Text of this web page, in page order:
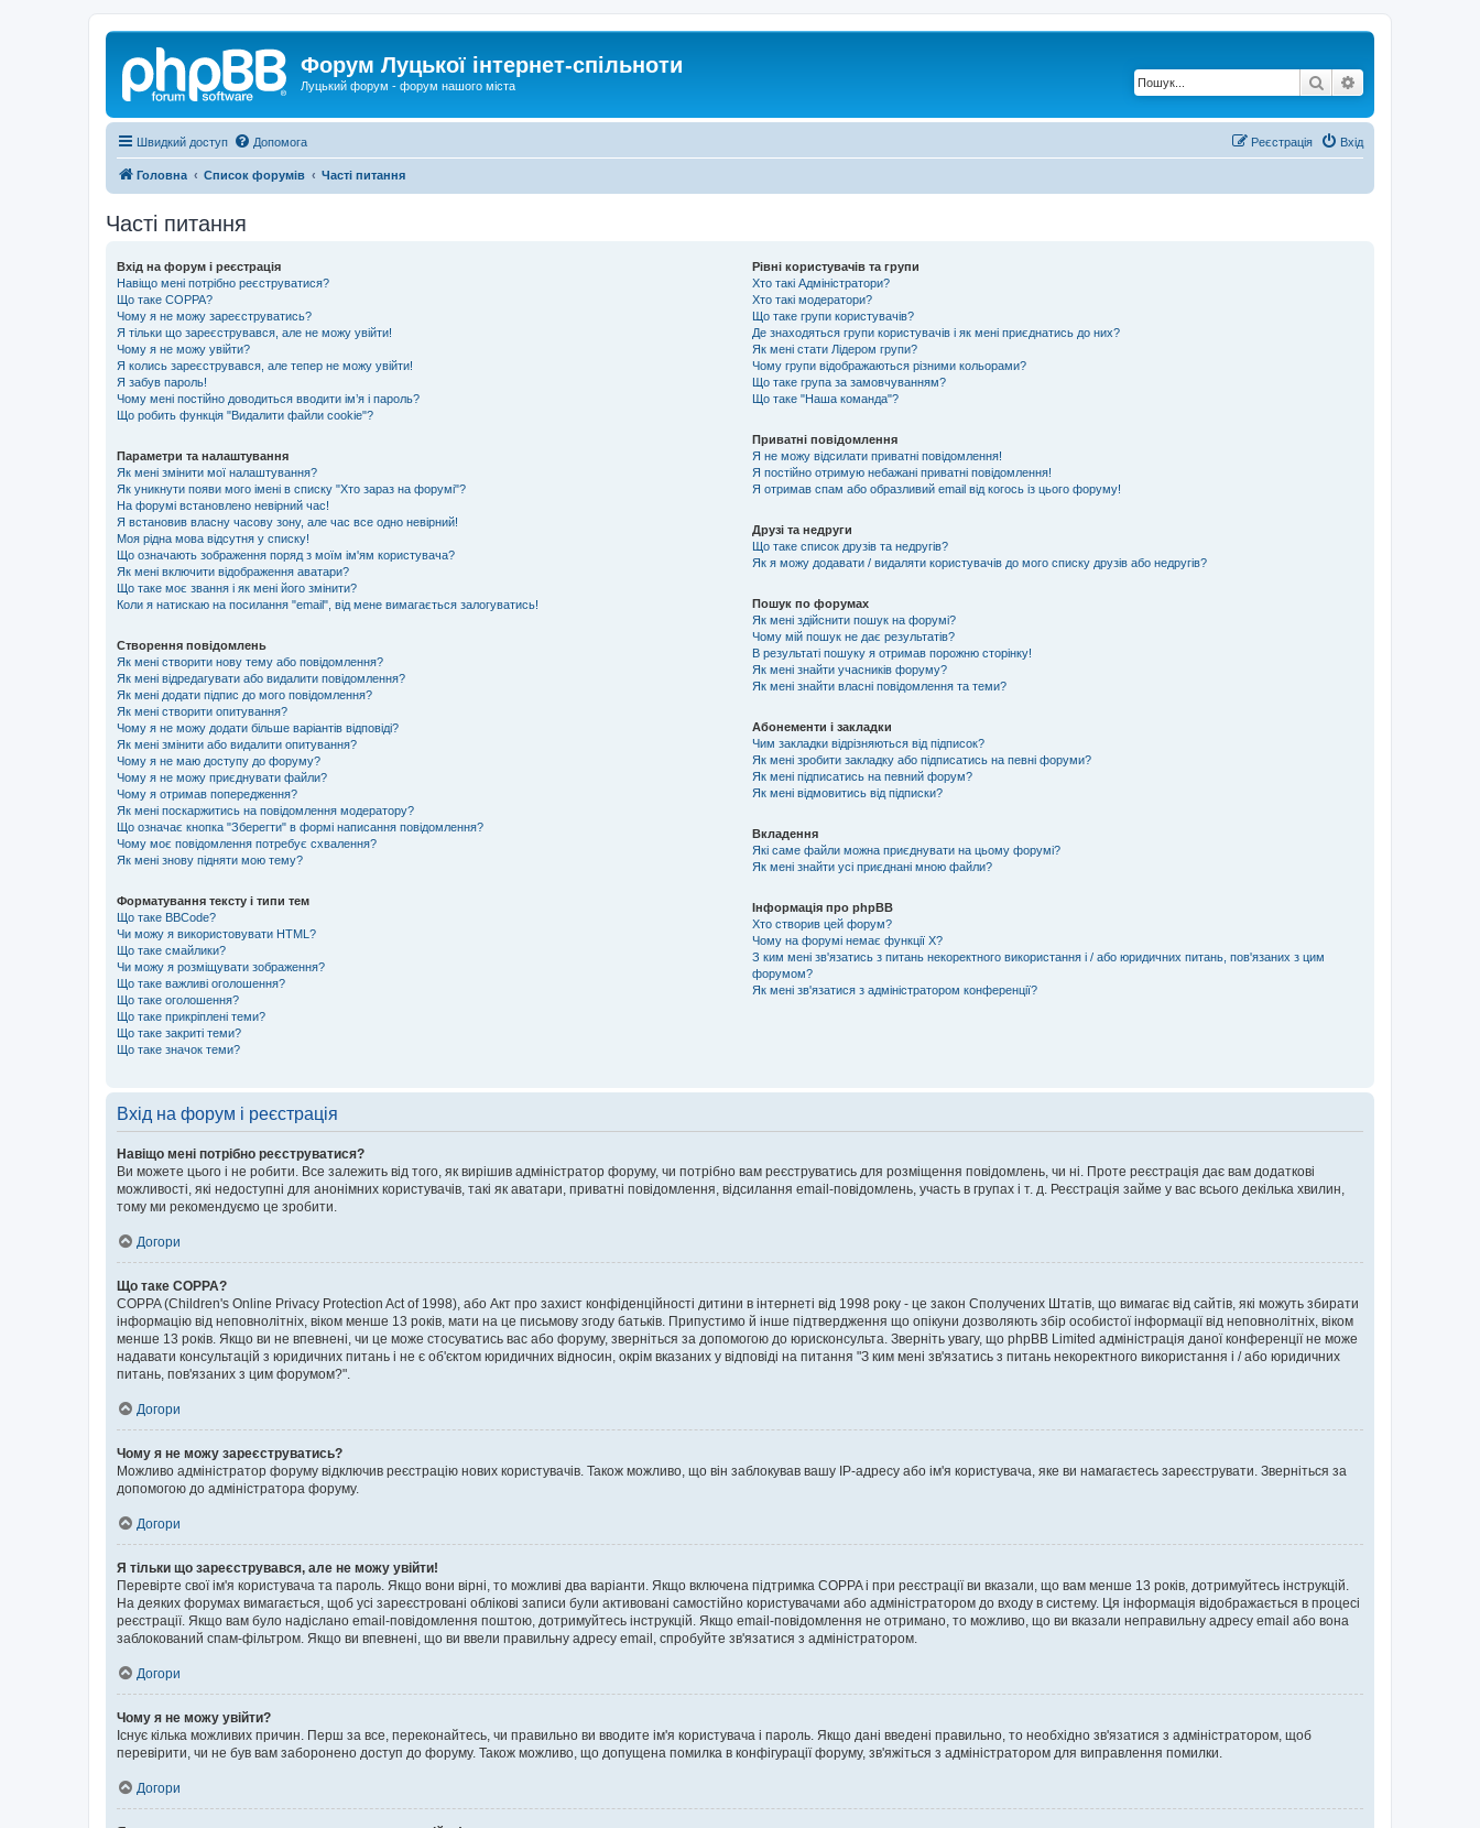
Форум Луцької інтернет-спільноти
Луцький форум - форум нашого міста Пошук
Швидкий доступ Допомога Вхід
Реєстрація
Головна Список форумів Часті питання
Часті питання
Вхід на форум і реєстрація
Навіщо мені потрібно реєструватися?
Що таке COPPA?
Чому я не можу зареєструватись?
Я тільки що зареєструвався, але не можу увійти!
Чому я не можу увійти?
Я колись зареєструвався, але тепер не можу увійти!
Я забув пароль!
Чому мені постійно доводиться вводити ім’я і пароль?
Що робить функція "Видалити файли cookie"?
Параметри та налаштування
Як мені змінити мої налаштування?
Як уникнути появи мого імені в списку "Хто зараз на форумі"?
На форумі встановлено невірний час!
Я встановив власну часову зону, але час все одно невірний!
Моя рідна мова відсутня у списку!
Що означають зображення поряд з моїм ім'ям користувача?
Як мені включити відображення аватари?
Що таке моє звання і як мені його змінити?
Коли я натискаю на посилання "email", від мене вимагається залогуватись!
Створення повідомлень
Як мені створити нову тему або повідомлення?
Як мені відредагувати або видалити повідомлення?
Як мені додати підпис до мого повідомлення?
Як мені створити опитування?
Чому я не можу додати більше варіантів відповіді?
Як мені змінити або видалити опитування?
Чому я не маю доступу до форуму?
Чому я не можу приєднувати файли?
Чому я отримав попередження?
Як мені поскаржитись на повідомлення модератору?
Що означає кнопка "Зберегти" в формі написання повідомлення?
Чому моє повідомлення потребує схвалення?
Як мені знову підняти мою тему?
Форматування тексту і типи тем
Що таке BBCode?
Чи можу я використовувати HTML?
Що таке смайлики?
Чи можу я розміщувати зображення?
Що таке важливі оголошення?
Що таке оголошення?
Що таке прикріплені теми?
Що таке закриті теми?
Що таке значок теми?
Рівні користувачів та групи
Хто такі Адміністратори?
Хто такі модератори?
Що таке групи користувачів?
Де знаходяться групи користувачів і як мені приєднатись до них?
Як мені стати Лідером групи?
Чому групи відображаються різними кольорами?
Що таке група за замовчуванням?
Що таке "Наша команда"?
Приватні повідомлення
Я не можу відсилати приватні повідомлення!
Я постійно отримую небажані приватні повідомлення!
Я отримав спам або образливий email від когось із цього форуму!
Друзі та недруги
Що таке список друзів та недругів?
Як я можу додавати / видаляти користувачів до мого списку друзів або недругів?
Пошук по форумах
Як мені здійснити пошук на форумі?
Чому мій пошук не дає результатів?
В результаті пошуку я отримав порожню сторінку!
Як мені знайти учасників форуму?
Як мені знайти власні повідомлення та теми?
Абонементи і закладки
Чим закладки відрізняються від підписок?
Як мені зробити закладку або підписатись на певні форуми?
Як мені підписатись на певний форум?
Як мені відмовитись від підписки?
Вкладення
Які саме файли можна приєднувати на цьому форумі?
Як мені знайти усі приєднані мною файли?
Інформація про phpBB
Хто створив цей форум?
Чому на форумі немає функції X?
З ким мені зв'язатись з питань некоректного використання і / або юридичних питань, пов'язаних з цим
форумом?
Як мені зв'язатися з адміністратором конференції?
Вхід на форум і реєстрація
Навіщо мені потрібно реєструватися?
Ви можете цього і не робити. Все залежить від того, як вирішив адміністратор форуму, чи потрібно вам реєструватись для розміщення повідомлень, чи ні. Проте реєстрація дає вам додаткові
можливості, які недоступні для анонімних користувачів, такі як аватари, приватні повідомлення, відсилання email-повідомлень, участь в групах і т. д. Реєстрація займе у вас всього декілька хвилин,
тому ми рекомендуємо це зробити.
Догори
Що таке COPPA?
COPPA (Children's Online Privacy Protection Act of 1998), або Акт про захист конфіденційності дитини в інтернеті від 1998 року - це закон Сполучених Штатів, що вимагає від сайтів, які можуть збирати
інформацію від неповнолітніх, віком менше 13 років, мати на це письмову згоду батьків. Припустимо й інше підтвердження що опікуни дозволяють збір особистої інформації від неповнолітніх, віком
менше 13 років. Якщо ви не впевнені, чи це може стосуватись вас або форуму, зверніться за допомогою до юрисконсульта. Зверніть увагу, що phpBB Limited адміністрація даної конференції не може
надавати консультацій з юридичних питань і не є об'єктом юридичних відносин, окрім вказаних у відповіді на питання "З ким мені зв'язатись з питань некоректного використання і / або юридичних
питань, пов'язаних з цим форумом?".
Догори
Чому я не можу зареєструватись?
Можливо адміністратор форуму відключив реєстрацію нових користувачів. Також можливо, що він заблокував вашу IP-адресу або ім'я користувача, яке ви намагаєтесь зареєструвати. Зверніться за
допомогою до адміністратора форуму.
Догори
Я тільки що зареєструвався, але не можу увійти!
Перевірте свої ім'я користувача та пароль. Якщо вони вірні, то можливі два варіанти. Якщо включена підтримка COPPA і при реєстрації ви вказали, що вам менше 13 років, дотримуйтесь інструкцій.
На деяких форумах вимагається, щоб усі зареєстровані облікові записи були активовані самостійно користувачами або адміністратором до входу в систему. Ця інформація відображається в процесі
реєстрації. Якщо вам було надіслано email-повідомлення поштою, дотримуйтесь інструкцій. Якщо email-повідомлення не отримано, то можливо, що ви вказали неправильну адресу email або вона
заблокований спам-фільтром. Якщо ви впевнені, що ви ввели правильну адресу email, спробуйте зв'язатися з адміністратором.
Догори
Чому я не можу увійти?
Існує кілька можливих причин. Перш за все, переконайтесь, чи правильно ви вводите ім'я користувача і пароль. Якщо дані введені правильно, то необхідно зв'язатися з адміністратором, щоб
перевірити, чи не був вам заборонено доступ до форуму. Також можливо, що допущена помилка в конфігурації форуму, зв'яжіться з адміністратором для виправлення помилки.
Догори